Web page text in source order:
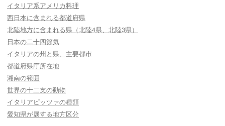
イタリア系アメリカ料理
西日本に含まれる都道府県
北陸地方に含まれる県（北陸4県、北陸3県）
日本の二十四節気
イタリアの州と県、主要都市
都道府県庁所在地
湘南の範囲
世界の十二支の動物
イタリアピッツァの種類
愛知県が属する地方区分